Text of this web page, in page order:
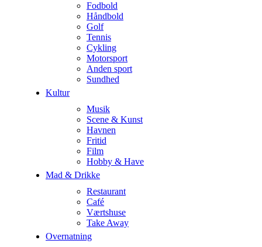
Fodbold
Håndbold
Golf
Tennis
Cykling
Motorsport
Anden sport
Sundhed
Kultur
Musik
Scene & Kunst
Havnen
Fritid
Film
Hobby & Have
Mad & Drikke
Restaurant
Café
Værtshuse
Take Away
Overnatning